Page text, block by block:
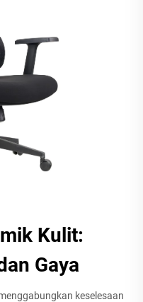
Kulit:
Gaya
keselesaan